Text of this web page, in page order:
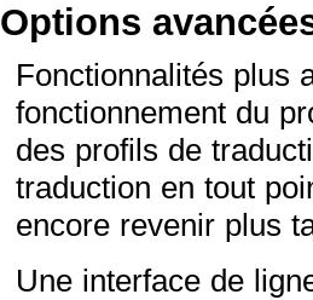
Options
Fonctionnalités plus
fonctionnement du
des profils de
traduction en tout
encore revenir plus
Une interface de